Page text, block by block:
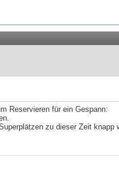
Reservieren für ein Gespann:
zu dieser Zeit knapp